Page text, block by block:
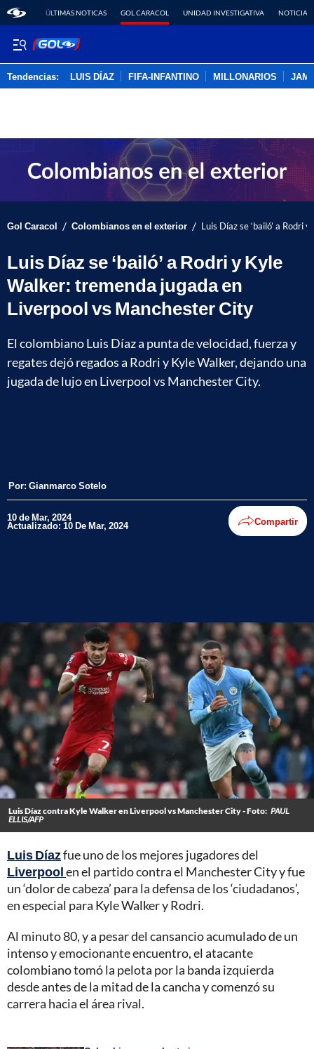
ÚLTIMAS NOTICAS GOL CARACOL UNIDAD INVESTIGATIVA NOTICIAS
Tendencias: LUIS DÍAZ FIFA-INFANTINO MILLONARIOS
Gol Caracol / Colombianos en el exterior / Luis Díaz se ‘bailó’ a
Luis Díaz se ‘bailó’ a Rodri y Kyle
Walker: tremenda jugada en
Liverpool vs Manchester City
El colombiano Luis Díaz a punta de velocidad, fuerza y
regates dejó regados a Rodri y Kyle Walker, dejando una
jugada de lujo en Liverpool vs Manchester City.
Por: Gianmarco Sotelo
10 de Mar, 2024
Actualizado: 10 De Mar, 2024 Compartir
Luis Díaz contra Kyle Walker en Liverpool vs Manchester City - Foto: PAUL
ELLIS/AFP
Luis Díazfue uno de los mejores jugadores del
Liverpoolen el partido contra el Manchester City y fue
un ‘dolor de cabeza’ para la defensa de los ‘ciudadanos’,
en especial para Kyle Walker y Rodri.
Al minuto 80, y a pesar del cansancio acumulado de un
intenso y emocionante encuentro, el atacante
colombiano tomó la pelota por la banda izquierda
desde antes de la mitad de la cancha y comenzó su
carrera hacia el área rival.